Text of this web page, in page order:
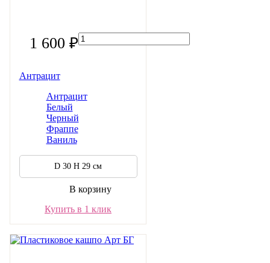
1 600 ₽
Антрацит
Антрацит
Белый
Черный
Фраппе
Ваниль
D 30 H 29 см
В корзину
Купить в 1 клик